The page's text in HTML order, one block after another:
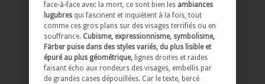
face-à-face avec la mort, ce sont bien les ambiances
lugubres qui fascinent et inquiètent à la fois, tout
comme ces gros plans sur des visages terrifiés ou en
souffrance. Cubisme, expressionnisme, symbolisme,
Färber puise dans des styles variés, du plus lisible et
épuré au plus géométrique, lignes droites et raides
faisant écho aux rondeurs des visages, embellis par
de grandes cases dépouillées. Car le texte, bercé